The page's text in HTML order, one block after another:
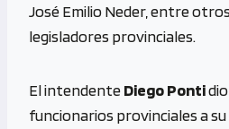
José Emilio Neder, entre
legisladores provinciales.
El intendenteDiego Ponti
funcionarios provinciales a su